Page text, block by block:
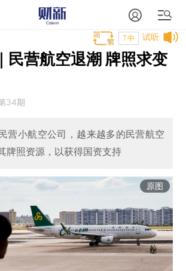
试听
T中
民营航空退潮 牌照求变
34期
营小航空公司，越来越多的民营航空
牌照资源，以获得国资支持
原图